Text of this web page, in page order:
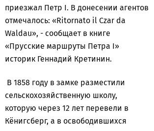
приезжал Петр I. В донесении агентов
отмечалось: «Ritornato il Czar da
Waldau», - сообщает в книге
«Прусские маршруты Петра I»
историк Геннадий Кретинин.
В 1858 году в замке разместили
сельскохозяйственную школу,
которую через 12 лет перевели в
Кёнигсберг, а в освободившихся